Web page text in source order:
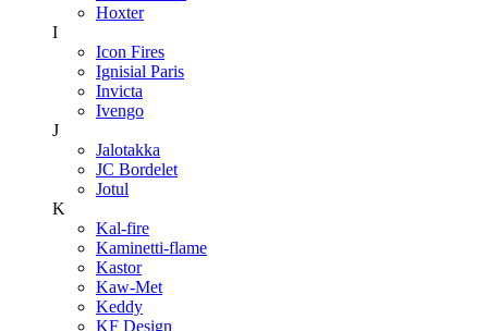
Hoxter
I
Icon Fires
Ignisial Paris
Invicta
Ivengo
J
Jalotakka
JC Bordelet
Jotul
K
Kal-fire
Kaminetti-flame
Kastor
Kaw-Met
Keddy
KF Design